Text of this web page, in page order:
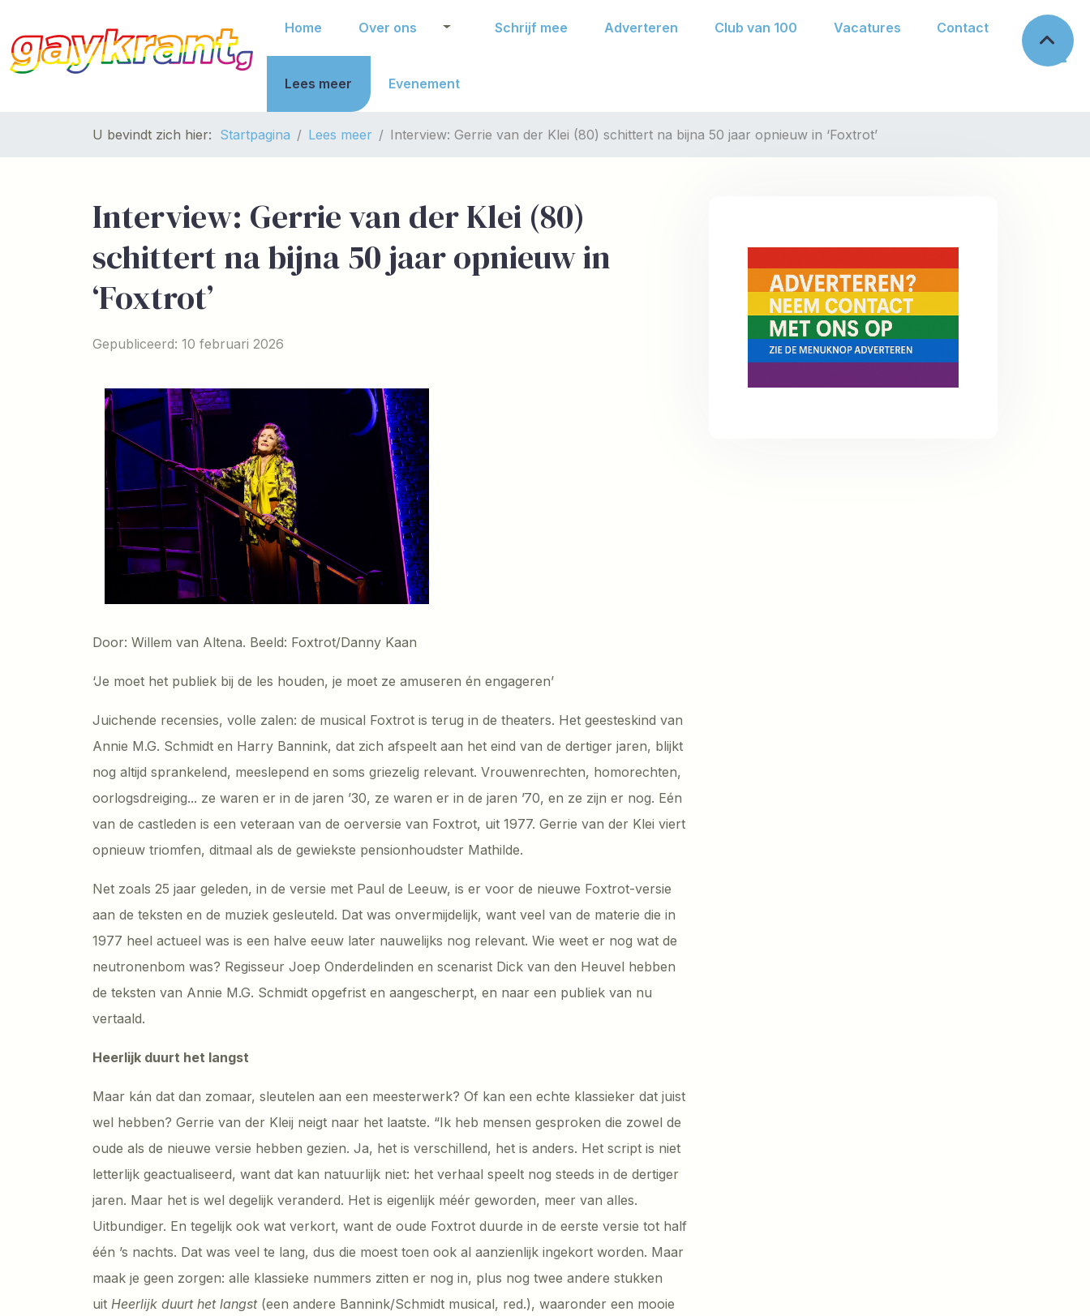
Home Over ons Schrijf mee Adverteren Club van 100 Vacatures Contact
Lees meer Evenement
U bevindt zich hier: Startpagina Lees meer Interview: Gerrie van der Klei (80) schittert na bijna 50 jaar opnieuw in ‘Foxtrot’
Interview: Gerrie van der Klei (80)
schittert na bijna 50 jaar opnieuw in
‘Foxtrot’
Gepubliceerd: 10 februari 2026
Door: Willem van Altena. Beeld: Foxtrot/Danny Kaan
‘Je moet het publiek bij de les houden, je moet ze amuseren én engageren’
Juichende recensies, volle zalen: de musical Foxtrot is terug in de theaters. Het geesteskind van
Annie M.G. Schmidt en Harry Bannink, dat zich afspeelt aan het eind van de dertiger jaren, blijkt
nog altijd sprankelend, meeslepend en soms griezelig relevant. Vrouwenrechten, homorechten,
oorlogsdreiging... ze waren er in de jaren ’30, ze waren er in de jaren ’70, en ze zijn er nog. Eén
van de castleden is een veteraan van de oerversie van Foxtrot, uit 1977. Gerrie van der Klei viert
opnieuw triomfen, ditmaal als de gewiekste pensionhoudster Mathilde.
Net zoals 25 jaar geleden, in de versie met Paul de Leeuw, is er voor de nieuwe Foxtrot-versie
aan de teksten en de muziek gesleuteld. Dat was onvermijdelijk, want veel van de materie die in
1977 heel actueel was is een halve eeuw later nauwelijks nog relevant. Wie weet er nog wat de
neutronenbom was? Regisseur Joep Onderdelinden en scenarist Dick van den Heuvel hebben
de teksten van Annie M.G. Schmidt opgefrist en aangescherpt, en naar een publiek van nu
vertaald.
Heerlijk duurt het langst
Maar kán dat dan zomaar, sleutelen aan een meesterwerk? Of kan een echte klassieker dat juist
wel hebben? Gerrie van der Kleij neigt naar het laatste. “Ik heb mensen gesproken die zowel de
oude als de nieuwe versie hebben gezien. Ja, het is verschillend, het is anders. Het script is niet
letterlijk geactualiseerd, want dat kan natuurlijk niet: het verhaal speelt nog steeds in de dertiger
jaren. Maar het is wel degelijk veranderd. Het is eigenlijk méér geworden, meer van alles.
Uitbundiger. En tegelijk ook wat verkort, want de oude Foxtrot duurde in de eerste versie tot half
één ’s nachts. Dat was veel te lang, dus die moest toen ook al aanzienlijk ingekort worden. Maar
maak je geen zorgen: alle klassieke nummers zitten er nog in, plus nog twee andere stukken
uit Heerlijk duurt het langst (een andere Bannink/Schmidt musical, red.), waaronder een mooie